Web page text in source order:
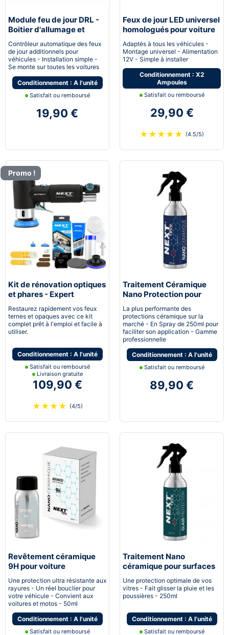
Module feu de jour DRL -
Boitier d'allumage et
extinction automatique
pour feux de jour Led
Contrôleur automatique des feux
de jour additionnels pour
véhicules - Installation simple -
Se monte sur toutes les voitures
Conditionnement : A l'unité
Satisfait ou remboursé
19,90 €
Feux de jour LED universel
homologués pour voiture
moto quad
Adaptés à tous les véhicules -
Montage universel - Alimentation
12V - Simple à installer
Conditionnement : X2
Ampoules
Satisfait ou remboursé
29,90 €
★ ★ ★ ★ ★ (4.5/5)
Promo !
Kit de rénovation optiques
et phares - Expert
Restaurez rapidement vos feux
ternes et opaques avec ce kit
complet prêt à l'emploi et facile à
utiliser.
Conditionnement : A l'unité
Satisfait ou remboursé
Livraison gratuite
109,90 €
★ ★ ★ ★ (4/5)
Traitement Céramique
Nano Protection pour
La plus performante des
protections céramique sur la
marché - En Spray de 250ml pour
faciliter son application - Gamme
professionnelle
Conditionnement : A l'unité
Satisfait ou remboursé
89,90 €
Revêtement céramique
9H pour voiture
Une protection ultra résistante aux
rayures - Un réel bouclier pour
votre véhicule - Convient aux
voitures et motos - 50ml
Conditionnement : A l'unité
Satisfait ou remboursé
Traitement Nano
céramique pour surfaces
Une protection optimale de vos
vitres - Fait glisser la pluie et les
poussières - 250ml
Conditionnement : A l'unité
Satisfait ou remboursé